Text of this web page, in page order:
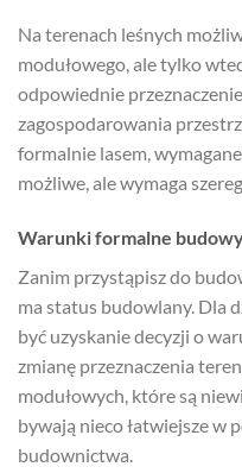
Na terenach leśnych
modułowego, ale tylko
odpowiednie
zagospodarowania
formalnie lasem,
możliwe, ale wymaga
Warunki formalne
Zanim przystąpisz do
ma status budowlany. Dla
być uzyskanie decyzji o
zmianę przeznaczenia
modułowych, które są
bywają nieco łatwiejsze w
budownictwa.